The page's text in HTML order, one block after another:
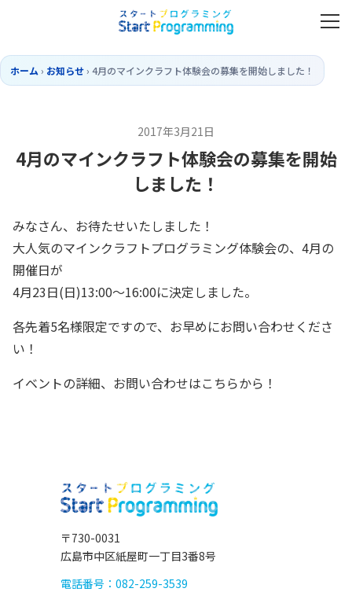
ホーム › お知らせ› 4月のマインクラフト体験会の募集を開始しました！
2017年3月21日
4月のマインクラフト体験会の募集を開始
しました！
みなさん、お待たせいたしました！
大人気のマインクラフトプログラミング体験会の、4月の
開催日が
4月23日(日)13:00〜16:00に決定しました。
各先着5名様限定ですので、お早めにお問い合わせくださ
い！
イベントの詳細、お問い合わせはこちらから！
〒730-0031
広島市中区紙屋町一丁目3番8号
電話番号：082-259-3539